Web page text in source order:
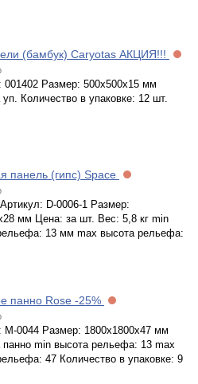
(бамбук) Caryotas АКЦИЯ!!!
001402 Размер: 500x500x15 мм
уп. Количество в упаковке: 12 шт.
панель (гипс) Space
D-0006-1 Размер:
мм Цена: за шт. Вес: 5,8 кг min
13 мм max высота рельефа:
панно Rose -25%
М-0044 Размер: 1800x1800x47 мм
панно min высота рельефа: 13 max
47 Количество в упаковке: 9